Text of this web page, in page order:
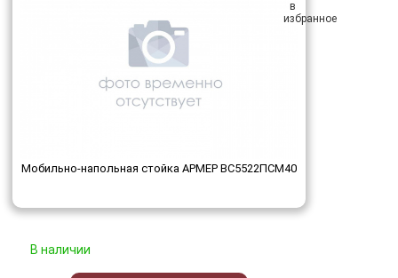
Мобильно-напольная стойка АРМЕР ВС5522ПСМ40
В наличии